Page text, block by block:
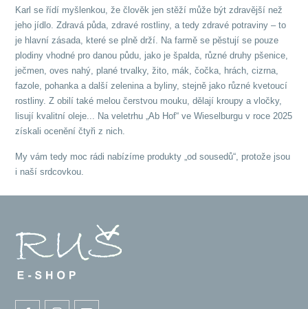
Karl se řídí myšlenkou, že člověk jen stěží může být zdravější než
jeho jídlo. Zdravá půda, zdravé rostliny, a tedy zdravé potraviny – to
je hlavní zásada, které se plně drží. Na farmě se pěstují se pouze
plodiny vhodné pro danou půdu, jako je špalda, různé druhy pšenice,
ječmen, oves nahý, plané trvalky, žito, mák, čočka, hrách, cizrna,
fazole, pohanka a další zelenina a byliny, stejně jako různé kvetoucí
rostliny. Z obilí také melou čerstvou mouku, dělají kroupy a vločky,
lisují kvalitní oleje... Na veletrhu „Ab Hof“ ve Wieselburgu v roce 2025
získali ocenění čtyři z nich.
My vám tedy moc rádi nabízíme produkty „od sousedů“, protože jsou
i naší srdcovkou.